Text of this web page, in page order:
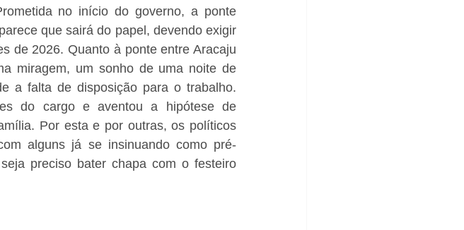
no início do governo, a ponte
que sairá do papel, devendo exigir
de 2026. Quanto à ponte entre Aracaju
miragem, um sonho de uma noite de
a falta de disposição para o trabalho.
do cargo e aventou a hipótese de
Por esta e por outras, os políticos
alguns já se insinuando como pré-
preciso bater chapa com o festeiro